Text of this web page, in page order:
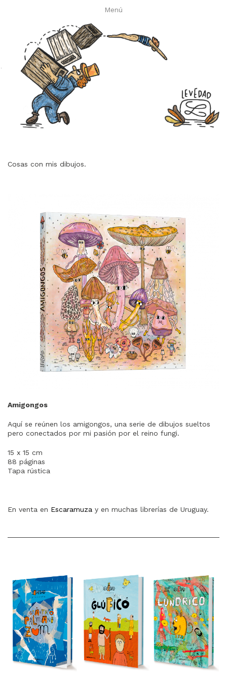
Menú
Cosas con mis dibujos.
Amigongos
Aquí se reúnen los amigongos, una serie de dibujos sueltos
pero conectados por mi pasión por el reino fungi.
15 x 15 cm
88 páginas
Tapa rústica
En venta en Escaramuza y en muchas librerías de Uruguay.